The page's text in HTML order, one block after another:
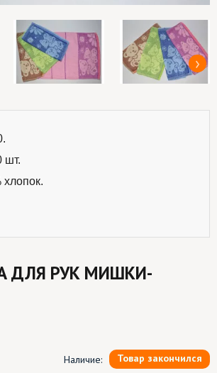
шт.
ДЛЯ РУК МИШКИ-
Наличие: Товар закончился